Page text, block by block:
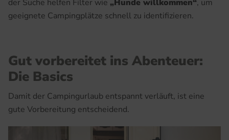
der Suche helfen Filter wie „Hunde willkommen“, um
geeignete Campingplätze schnell zu identifizieren.
Gut vorbereitet ins Abenteuer:
Die Basics
Damit der Campingurlaub entspannt verläuft, ist eine
gute Vorbereitung entscheidend.